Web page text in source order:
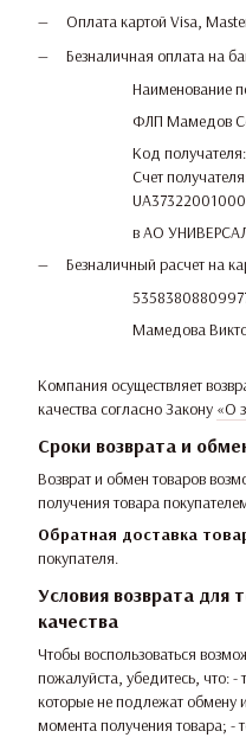
Оплата картой Visa,
Безналичная оплата на
Наименование
ФЛП Мамедов
Код
Счет
в АО
Безналичный расчет на
Мамедова
Компания осуществляет
качества согласно Закону «О
Сроки возврата и
Возврат и обмен товаров
получения товара
Обратная доставка
покупателя.
Условия возврата для
качества
Чтобы воспользоваться
пожалуйста, убедитесь, что: -
которые не подлежат обмену
момента получения товара; -